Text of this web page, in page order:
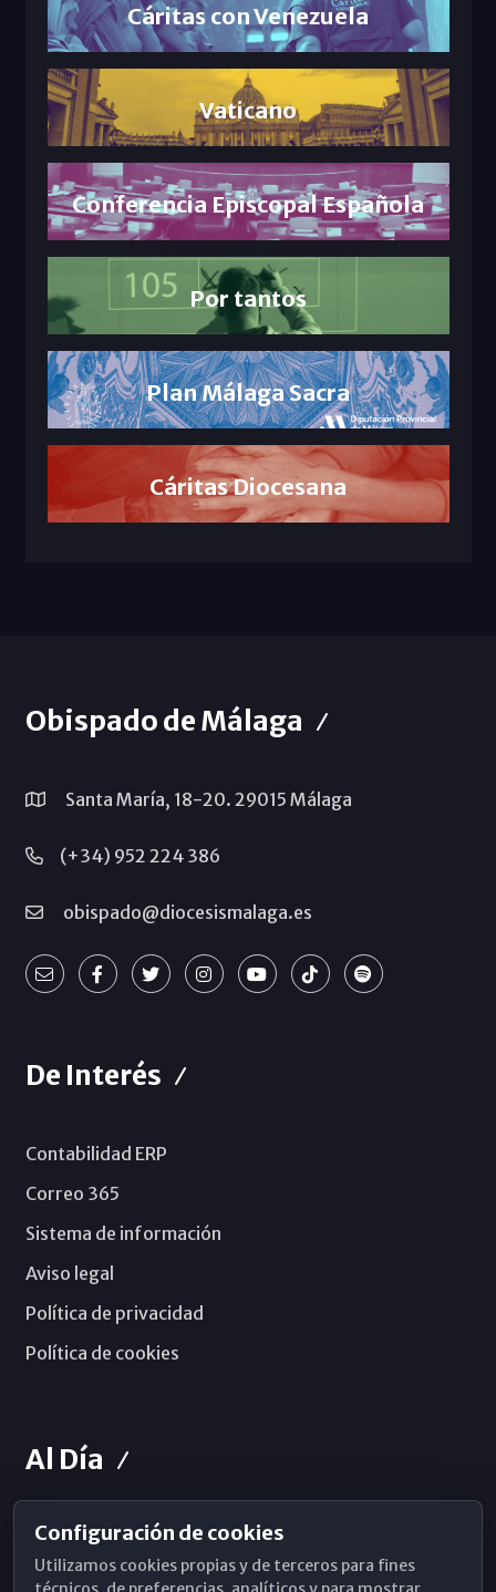
Cáritas con Venezuela
Vaticano
Conferencia Episcopal Española
Por tantos
Plan Málaga Sacra
Cáritas Diocesana
Obispado de Málaga
Santa María, 18-20. 29015 Málaga
(+34) 952 224 386
obispado@diocesismalaga.es
De Interés
Contabilidad ERP
Correo 365
Sistema de información
Aviso legal
Política de privacidad
Política de cookies
Al Día
Horarios de Misa
Hemeroteca
Configuración de cookies
Utilizamos cookies propias y de terceros para fines